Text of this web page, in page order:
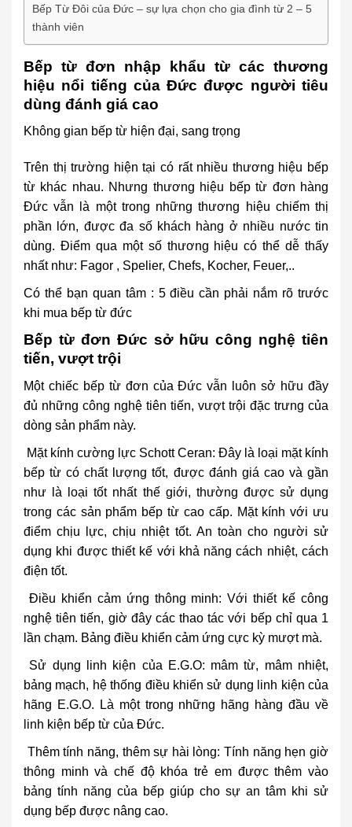
Bếp Từ Đôi của Đức – sự lựa chọn cho gia đình từ 2 – 5
thành viên
Bếp từ đơn nhập khẩu từ các thương
hiệu nổi tiếng của Đức được người tiêu
dùng đánh giá cao
Không gian bếp từ hiện đại, sang trọng
Trên thị trường hiện tại có rất nhiều thương hiệu bếp
từ khác nhau. Nhưng thương hiệu bếp từ đơn hàng
Đức vẫn là một trong những thương hiệu chiếm thị
phần lớn, được đa số khách hàng ở nhiều nước tin
dùng. Điểm qua một số thương hiệu có thể dễ thấy
nhất như: Fagor , Spelier, Chefs, Kocher, Feuer,..
Có thể bạn quan tâm : 5 điều cần phải nắm rõ trước
khi mua bếp từ đức
Bếp từ đơn Đức sở hữu công nghệ tiên
tiến, vượt trội
Một chiếc bếp từ đơn của Đức vẫn luôn sở hữu đầy
đủ những công nghệ tiên tiến, vượt trội đặc trưng của
dòng sản phẩm này.
Mặt kính cường lực Schott Ceran: Đây là loại mặt kính
bếp từ có chất lượng tốt, được đánh giá cao và gần
như là loại tốt nhất thế giới, thường được sử dụng
trong các sản phẩm bếp từ cao cấp. Mặt kính với ưu
điểm chịu lực, chịu nhiệt tốt. An toàn cho người sử
dụng khi được thiết kế với khả năng cách nhiệt, cách
điện tốt.
Điều khiển cảm ứng thông minh: Với thiết kế công
nghệ tiên tiến, giờ đây các thao tác với bếp chỉ qua 1
lần chạm. Bảng điều khiển cảm ứng cực kỳ mượt mà.
Sử dụng linh kiện của E.G.O: mâm từ, mâm nhiệt,
bảng mạch, hệ thống điều khiển sử dụng linh kiện của
hãng E.G.O. Là một trong những hãng hàng đầu về
linh kiện bếp từ của Đức.
Thêm tính năng, thêm sự hài lòng: Tính năng hẹn giờ
thông minh và chế độ khóa trẻ em được thêm vào
bảng tính năng của bếp giúp cho sự an tâm khi sử
dụng bếp được nâng cao.